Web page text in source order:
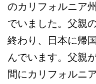
のカリフォルニア
でいました。父親
終わり、日本に帰
んでいます。父親
間にカリフォルニ